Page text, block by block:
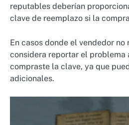
reputables deberían
clave de reemplazo si la
En casos donde el vendedor no
considera reportar el problema
compraste la clave, ya que
adicionales.